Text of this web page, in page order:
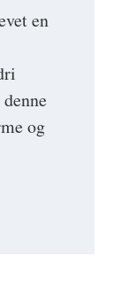
en
og